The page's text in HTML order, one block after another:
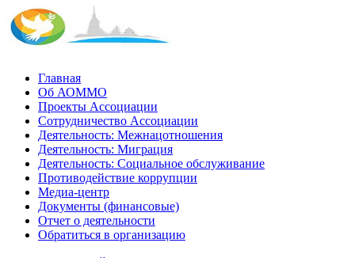
Главная
Об АОММО
Проекты Ассоциации
Сотрудничество Ассоциации
Деятельность: Межнацотношения
Деятельность: Миграция
Деятельность: Социальное обслуживание
Противодействие коррупции
Медиа-центр
Документы (финансовые)
Отчет о деятельности
Обратиться в организацию